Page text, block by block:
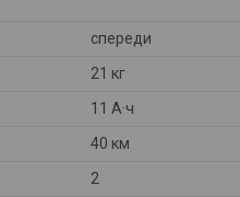
спереди
21 кг
11 А·ч
40 км
2